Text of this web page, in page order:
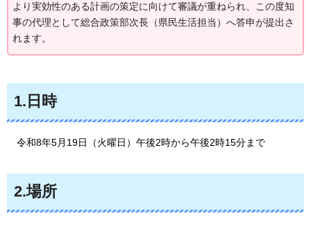
より実効性のある計画の策定に向けて審議が重ねられ、この度知
事の代理として総合政策部次長（県民生活担当）へ答申が提出さ
れます。
1.日時
令和8年5月19日（火曜日）午後2時から午後2時15分まで
2.場所